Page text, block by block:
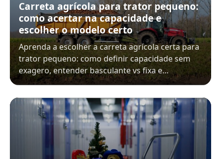
Carreta agrícola para trator pequeno:
como acertar na capacidade e
escolher o modelo certo
Aprenda a escolher a carreta agrícola certa para
trator pequeno: como definir capacidade sem
exagero, entender basculante vs fixa e…